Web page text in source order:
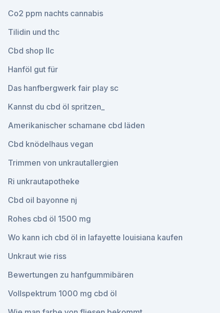
Co2 ppm nachts cannabis
Tilidin und thc
Cbd shop llc
Hanföl gut für
Das hanfbergwerk fair play sc
Kannst du cbd öl spritzen_
Amerikanischer schamane cbd läden
Cbd knödelhaus vegan
Trimmen von unkrautallergien
Ri unkrautapotheke
Cbd oil bayonne nj
Rohes cbd öl 1500 mg
Wo kann ich cbd öl in lafayette louisiana kaufen
Unkraut wie riss
Bewertungen zu hanfgummibären
Vollspektrum 1000 mg cbd öl